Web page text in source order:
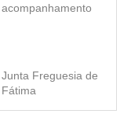
acompanhamento
Junta Freguesia de
Fátima